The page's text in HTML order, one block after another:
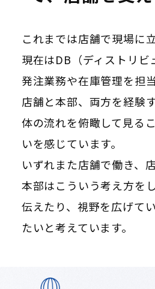
これまでは店舗で現場に
現在はDB（ディストリビ
発注業務や在庫管理を担
店舗と本部、両方を経験
体の流れを俯瞰して見る
いを感じています。
いずれまた店舗で働き、
本部はこういう考え方を
伝えたり、視野を広げて
たいと考えています。